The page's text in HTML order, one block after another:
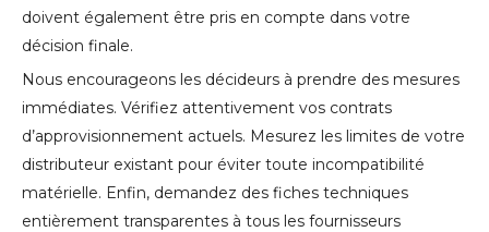
doivent également être pris en compte dans votre
décision finale.
Nous encourageons les décideurs à prendre des mesures
immédiates. Vérifiez attentivement vos contrats
d’approvisionnement actuels. Mesurez les limites de votre
distributeur existant pour éviter toute incompatibilité
matérielle. Enfin, demandez des fiches techniques
entièrement transparentes à tous les fournisseurs